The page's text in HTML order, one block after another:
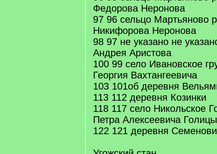
Федорова Неронова
97 96 сельцо Мартьяново
Никифорова Неронова
98 97 не указано не
Андрея Аристова
100 99 село Ивановское
Георгия Вахтангеевича
103 101об деревня
113 112 деревня Козинки
118 117 село Никольское
Петра Алексеевича
122 121 деревня